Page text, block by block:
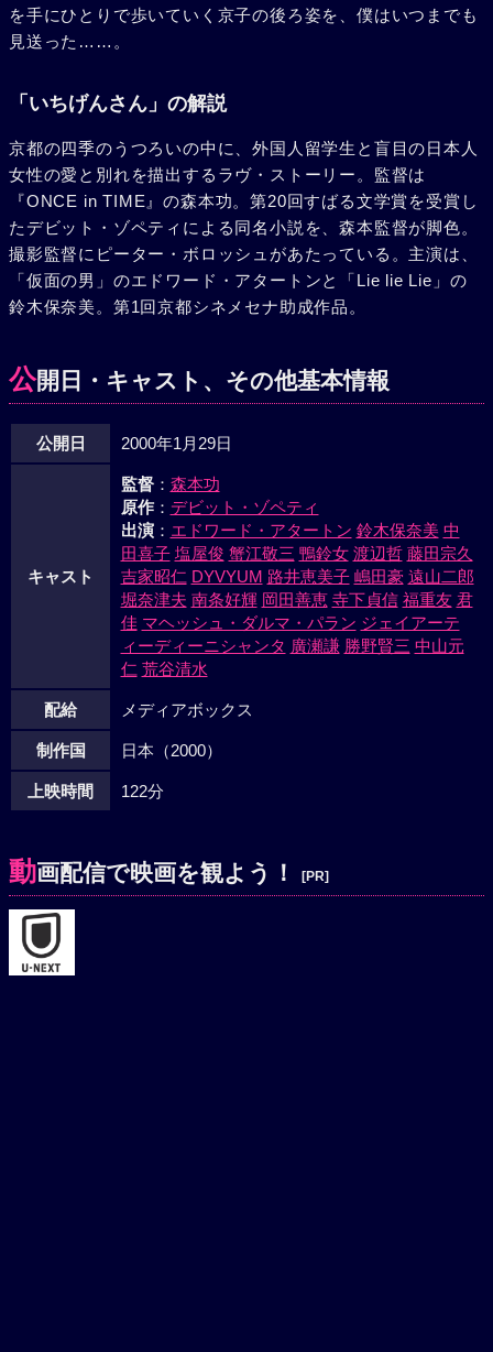
を手にひとりで歩いていく京子の後ろ姿を、僕はいつまでも
見送った……。
「いちげんさん」の解説
京都の四季のうつろいの中に、外国人留学生と盲目の日本人
女性の愛と別れを描出するラヴ・ストーリー。監督は
『ONCE in TIME』の森本功。第20回すばる文学賞を受賞し
たデビット・ゾペティによる同名小説を、森本監督が脚色。
撮影監督にピーター・ボロッシュがあたっている。主演は、
「仮面の男」のエドワード・アタートンと「Lie lie Lie」の
鈴木保奈美。第1回京都シネメセナ助成作品。
公開日・キャスト、その他基本情報
公開日 2000年1月29日
キャスト
監督： 森本功
原作： デビット・ゾペティ
出演： エドワード・アタートン 鈴木保奈美 中
田喜子 塩屋俊 蟹江敬三 鴨鈴女 渡辺哲 藤田宗久
吉家昭仁 DYVYUM 路井恵美子 嶋田豪 遠山二郎
堀奈津夫 南条好輝 岡田善恵 寺下貞信 福重友 君
佳 マヘッシュ・ダルマ・パラン ジェイアーテ
ィーディーニシャンタ 廣瀬謙 勝野賢三 中山元
仁 荒谷清水
配給 メディアボックス
制作国 日本（2000）
上映時間 122分
動画配信で映画を観よう！ [PR]